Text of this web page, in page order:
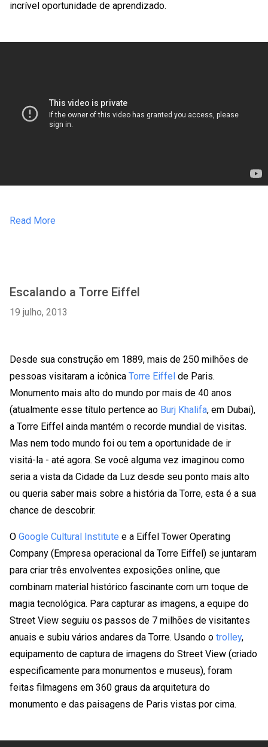
incrível oportunidade de aprendizado.
Read More
Escalando a Torre Eiffel
19 julho, 2013
Desde sua construção em 1889, mais de 250 milhões de
pessoas visitaram a icônica Torre Eiffel de Paris.
Monumento mais alto do mundo por mais de 40 anos
(atualmente esse título pertence ao Burj Khalifa, em Dubai),
a Torre Eiffel ainda mantém o recorde mundial de visitas.
Mas nem todo mundo foi ou tem a oportunidade de ir
visitá-la - até agora. Se você alguma vez imaginou como
seria a vista da Cidade da Luz desde seu ponto mais alto
ou queria saber mais sobre a história da Torre, esta é a sua
chance de descobrir.
O Google Cultural Institute e a Eiffel Tower Operating
Company (Empresa operacional da Torre Eiffel) se juntaram
para criar três envolventes exposições online, que
combinam material histórico fascinante com um toque de
magia tecnológica. Para capturar as imagens, a equipe do
Street View seguiu os passos de 7 milhões de visitantes
anuais e subiu vários andares da Torre. Usando o trolley,
equipamento de captura de imagens do Street View (criado
especificamente para monumentos e museus), foram
feitas filmagens em 360 ​​graus da arquitetura do
monumento e das paisagens de Paris vistas por cima.